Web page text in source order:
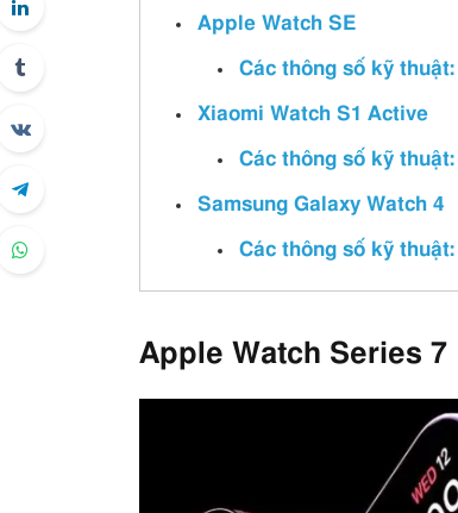
Apple Watch SE
Các thông số kỹ thuật:
Xiaomi Watch S1 Active
Các thông số kỹ thuật:
Samsung Galaxy Watch 4
Các thông số kỹ thuật:
Apple Watch Series 7